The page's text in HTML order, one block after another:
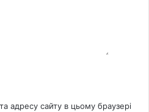
адресу сайту в цьому браузері